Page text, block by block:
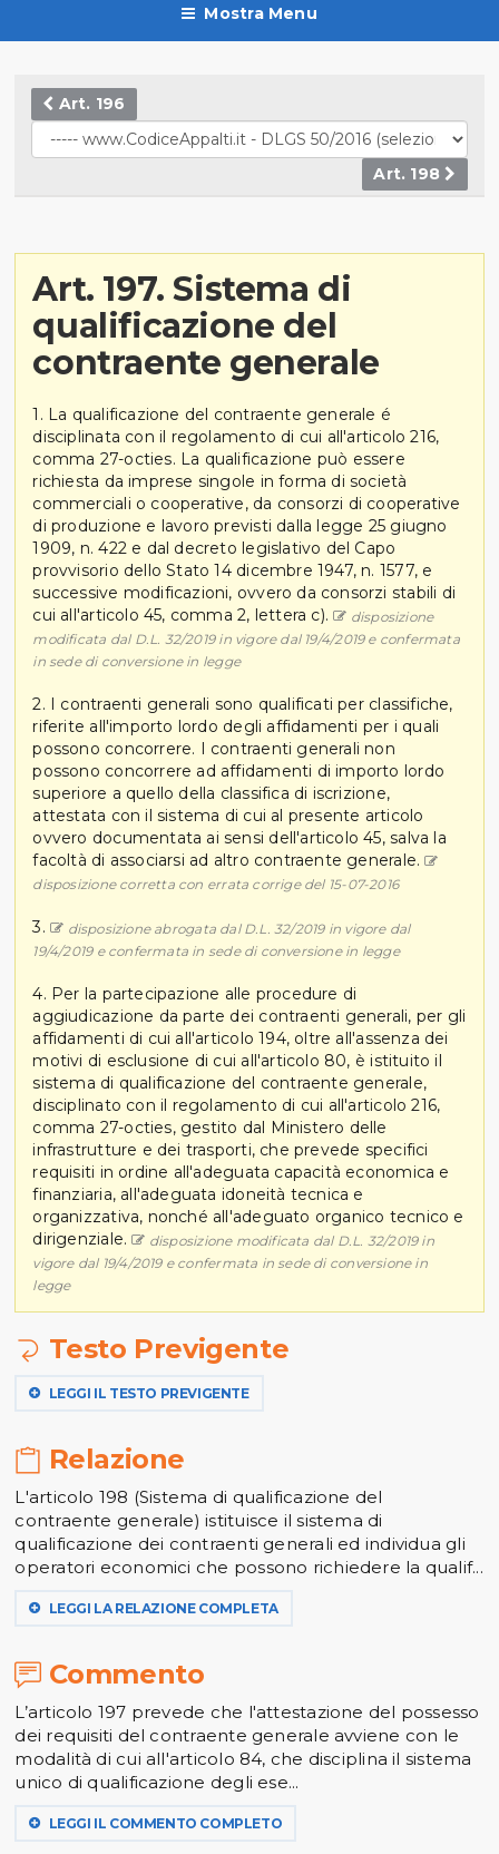
Mostra Menu
Art. 196
Art. 198
Art. 197. Sistema di
qualificazione del
contraente generale
1. La qualificazione del contraente generale é
disciplinata con il regolamento di cui all'articolo 216,
comma 27-octies. La qualificazione può essere
richiesta da imprese singole in forma di società
commerciali o cooperative, da consorzi di cooperative
di produzione e lavoro previsti dalla legge 25 giugno
1909, n. 422 e dal decreto legislativo del Capo
provvisorio dello Stato 14 dicembre 1947, n. 1577, e
successive modificazioni, ovvero da consorzi stabili di
cui all'articolo 45, comma 2, lettera c).
disposizione
modificata dal D.L. 32/2019 in vigore dal 19/4/2019 e confermata
in sede di conversione in legge
2. I contraenti generali sono qualificati per classifiche,
riferite all'importo lordo degli affidamenti per i quali
possono concorrere. I contraenti generali non
possono concorrere ad affidamenti di importo lordo
superiore a quello della classifica di iscrizione,
attestata con il sistema di cui al presente articolo
ovvero documentata ai sensi dell'articolo 45, salva la
facoltà di associarsi ad altro contraente generale.
disposizione corretta con errata corrige del 15-07-2016
3.
disposizione abrogata dal D.L. 32/2019 in vigore dal
19/4/2019 e confermata in sede di conversione in legge
4. Per la partecipazione alle procedure di
aggiudicazione da parte dei contraenti generali, per gli
affidamenti di cui all'articolo 194, oltre all'assenza dei
motivi di esclusione di cui all'articolo 80, è istituito il
sistema di qualificazione del contraente generale,
disciplinato con il regolamento di cui all'articolo 216,
comma 27-octies, gestito dal Ministero delle
infrastrutture e dei trasporti, che prevede specifici
requisiti in ordine all'adeguata capacità economica e
finanziaria, all'adeguata idoneità tecnica e
organizzativa, nonché all'adeguato organico tecnico e
dirigenziale.
disposizione modificata dal D.L. 32/2019 in
vigore dal 19/4/2019 e confermata in sede di conversione in
legge
Testo Previgente
LEGGI IL TESTO PREVIGENTE
Relazione
L'articolo 198 (Sistema di qualificazione del
contraente generale) istituisce il sistema di
qualificazione dei contraenti generali ed individua gli
operatori economici che possono richiedere la qualif...
LEGGI LA RELAZIONE COMPLETA
Commento
L’articolo 197 prevede che l'attestazione del possesso
dei requisiti del contraente generale avviene con le
modalità di cui all'articolo 84, che disciplina il sistema
unico di qualificazione degli ese...
LEGGI IL COMMENTO COMPLETO